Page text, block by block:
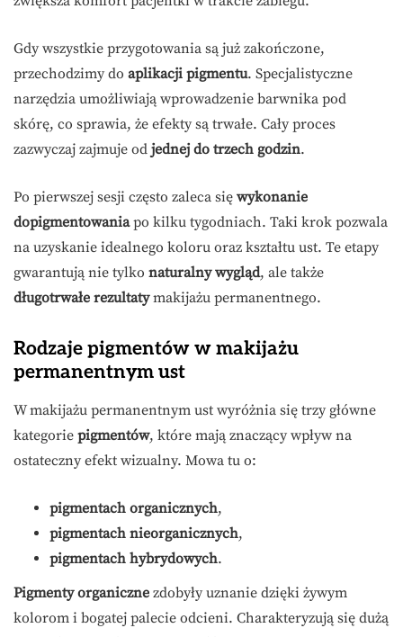
Gdy wszystkie przygotowania są już zakończone,
przechodzimy do aplikacji pigmentu. Specjalistyczne
narzędzia umożliwiają wprowadzenie barwnika pod
skórę, co sprawia, że efekty są trwałe. Cały proces
zazwyczaj zajmuje od jednej do trzech godzin.
Po pierwszej sesji często zaleca się wykonanie
dopigmentowaniapo kilku tygodniach. Taki krok pozwala
na uzyskanie idealnego koloru oraz kształtu ust. Te etapy
gwarantują nie tylko naturalny wygląd, ale także
długotrwałe rezultatymakijażu permanentnego.
Rodzaje pigmentów w makijażu
permanentnym ust
W makijażu permanentnym ust wyróżnia się trzy główne
kategorie pigmentów, które mają znaczący wpływ na
ostateczny efekt wizualny. Mowa tu o:
pigmentach organicznych,
pigmentach nieorganicznych,
pigmentach hybrydowych.
Pigmenty organiczne zdobyły uznanie dzięki żywym
kolorom i bogatej palecie odcieni. Charakteryzują się dużą